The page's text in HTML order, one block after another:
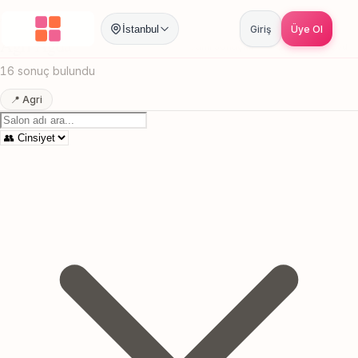
İstanbul Giriş Üye Ol
Anasayfa / Agda
Agri Agda
16 sonuç bulundu
📍 Agri
Canlı sonuçlar Online randevu